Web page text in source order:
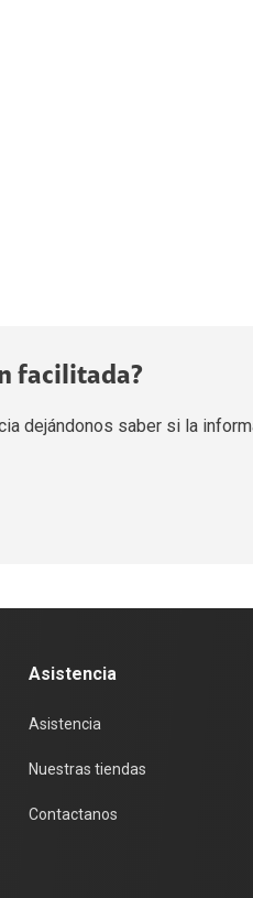
facilitada?
dejándonos saber si la
Asistencia
Asistencia
Nuestras tiendas
Contactanos